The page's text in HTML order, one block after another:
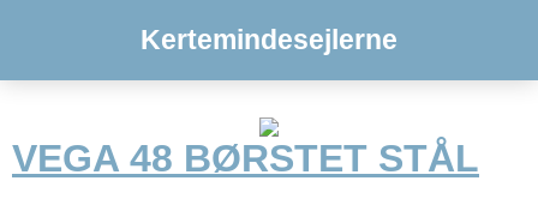
Kertemindesejlerne
VEGA 48 BØRSTET STÅL